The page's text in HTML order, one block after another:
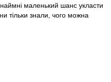
маленький шанс укласти
тільки знали, чого можна